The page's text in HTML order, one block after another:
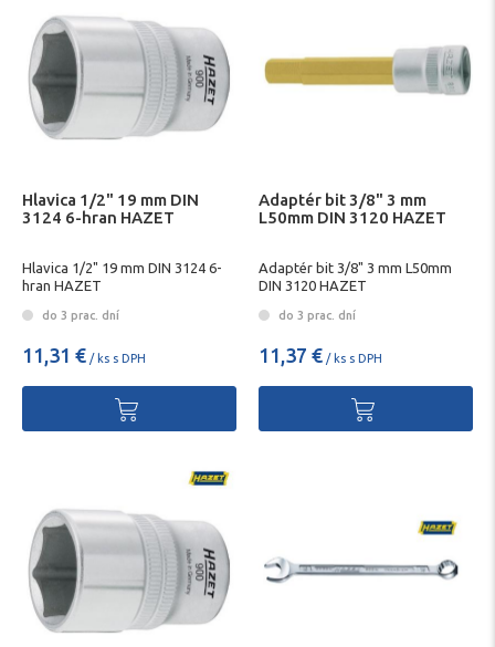
Hlavica 1/2" 19 mm DIN
3124 6-hran HAZET
Hlavica 1/2" 19 mm DIN 3124 6-
hran HAZET
do 3 prac. dní
11,31 € / ks s DPH
Adaptér bit 3/8" 3 mm
L50mm DIN 3120 HAZET
Adaptér bit 3/8" 3 mm L50mm
DIN 3120 HAZET
do 3 prac. dní
11,37 € / ks s DPH